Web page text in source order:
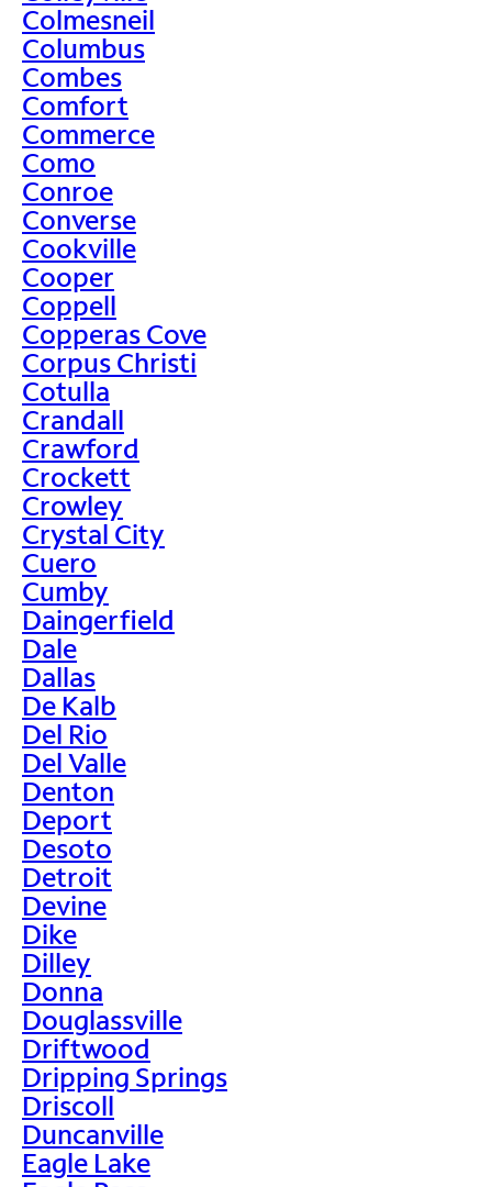
Colmesneil
Columbus
Combes
Comfort
Commerce
Como
Conroe
Converse
Cookville
Cooper
Coppell
Copperas Cove
Corpus Christi
Cotulla
Crandall
Crawford
Crockett
Crowley
Crystal City
Cuero
Cumby
Daingerfield
Dale
Dallas
De Kalb
Del Rio
Del Valle
Denton
Deport
Desoto
Detroit
Devine
Dike
Dilley
Donna
Douglassville
Driftwood
Dripping Springs
Driscoll
Duncanville
Eagle Lake